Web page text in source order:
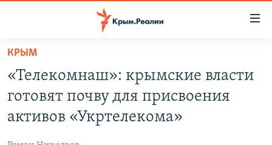
Вернуться
основному
содержанию
главной
КРЫМ
«Телекомнаш»: крымские власти
готовят почву для присвоения
активов «Укртелекома»